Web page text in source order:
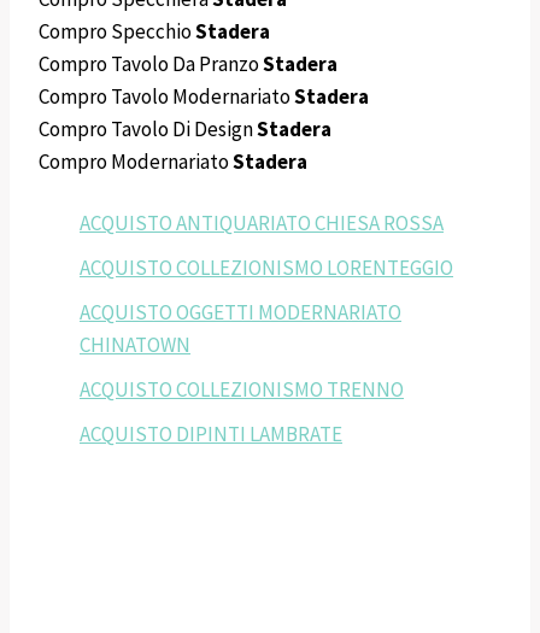
Compro SpecchioStadera
Compro Tavolo Da PranzoStadera
Compro Tavolo ModernariatoStadera
Compro Tavolo Di DesignStadera
Compro ModernariatoStadera
ACQUISTO ANTIQUARIATO CHIESA ROSSA
ACQUISTO COLLEZIONISMO LORENTEGGIO
ACQUISTO OGGETTI MODERNARIATO
CHINATOWN
ACQUISTO COLLEZIONISMO TRENNO
ACQUISTO DIPINTI LAMBRATE